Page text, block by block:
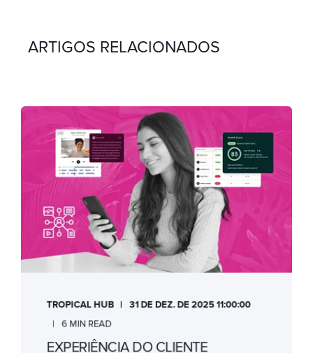
ARTIGOS RELACIONADOS
TROPICAL HUB
31 DE DEZ. DE 2025 11:00:00
6 MIN READ
EXPERIÊNCIA DO CLIENTE